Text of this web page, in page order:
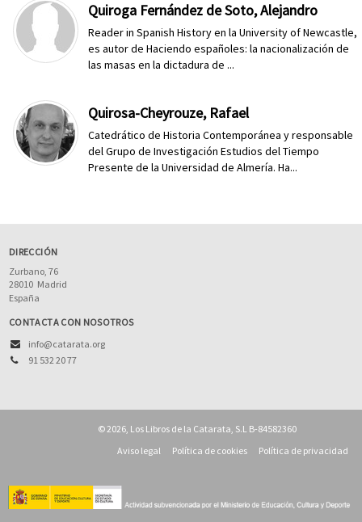
Quiroga Fernández de Soto, Alejandro
Reader in Spanish History en la University of Newcastle,
es autor de Haciendo españoles: la nacionalización de
las masas en la dictadura de ...
Quirosa-Cheyrouze, Rafael
Catedrático de Historia Contemporánea y responsable
del Grupo de Investigación Estudios del Tiempo
Presente de la Universidad de Almería. Ha...
DIRECCIÓN
Zurbano, 76
28010 Madrid
España
CONTACTA CON NOSOTROS
info@catarata.org
91 532 20 77
© 2026, Los Libros de la Catarata, S.L B-84582360
Aviso legal
Política de cookies Política de privacidad